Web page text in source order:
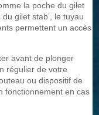
la poche du gilet
gilet stab’, le tuyau
permettent un accès
avant de plonger
régulier de votre
ou dispositif de
fonctionnement en cas